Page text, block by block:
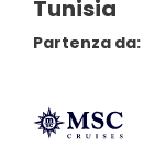
Tunisia
Partenza da: